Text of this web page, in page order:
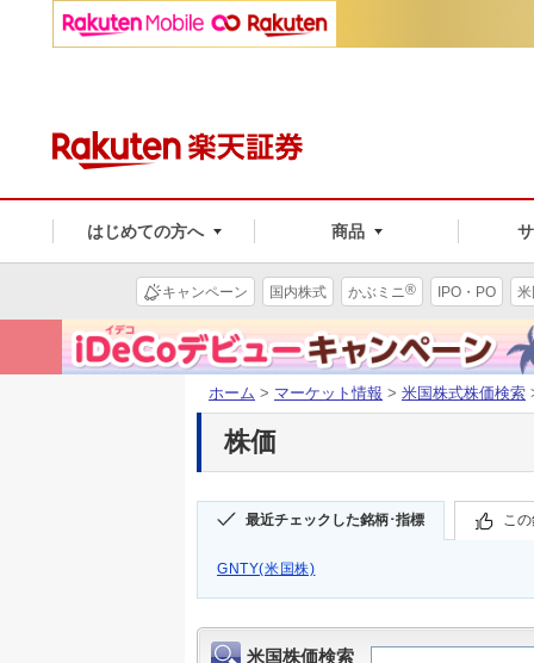
はじめての方へ 商品
キャンペーン 国内株式 かぶミニ® IPO・PO
ホーム > マーケット情報 > 米国株式株価検索
株価
最近チェックした銘柄･指標 こ
GNTY(米国株)